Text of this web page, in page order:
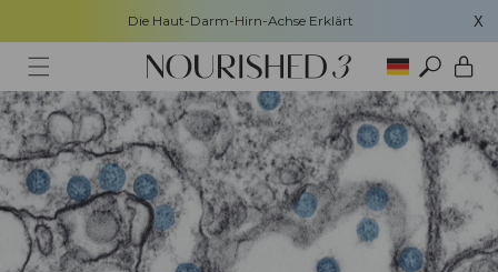
Die Haut-Darm-Hirn-Achse Erklärt X